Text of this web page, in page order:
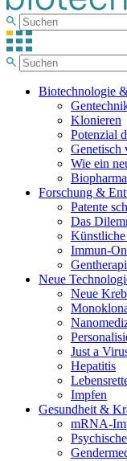
Biotechnologie
Klonieren
Potenzial
Genetisch
Wie ein
Forschung &
Patente
Das
Immun-
Neue
Neue
Just a
Hepatitis
Impfen
Gesundheit &
mRNA-